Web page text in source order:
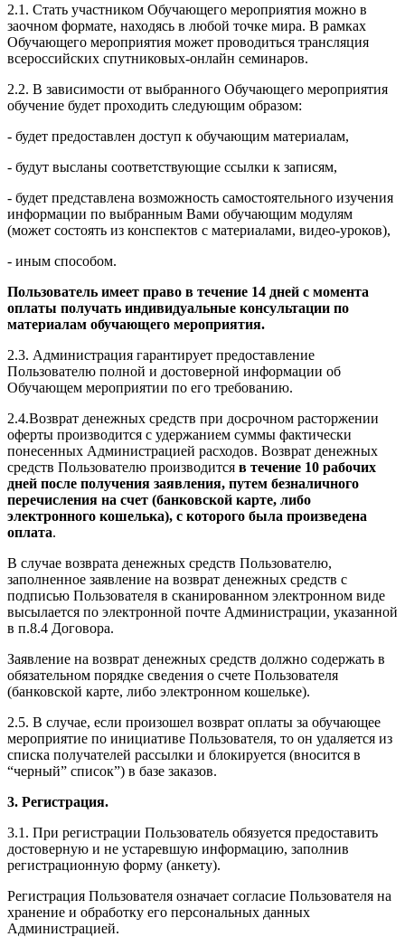
2.1. Стать участником Обучающего мероприятия можно в
заочном формате, находясь в любой точке мира. В рамках
Обучающего мероприятия может проводиться трансляция
всероссийских спутниковых-онлайн семинаров.
2.2. В зависимости от выбранного Обучающего мероприятия
обучение будет проходить следующим образом:
- будет предоставлен доступ к обучающим материалам,
- будут высланы соответствующие ссылки к записям,
- будет представлена возможность самостоятельного изучения
информации по выбранным Вами обучающим модулям
(может состоять из конспектов с материалами, видео-уроков),
- иным способом.
Пользователь имеет право в течение 14 дней с момента
оплаты получать индивидуальные консультации по
материалам обучающего мероприятия.
2.3. Администрация гарантирует предоставление
Пользователю полной и достоверной информации об
Обучающем мероприятии по его требованию.
2.4.Возврат денежных средств при досрочном расторжении
оферты производится с удержанием суммы фактически
понесенных Администрацией расходов. Возврат денежных
средств Пользователю производится в течение 10 рабочих
дней после получения заявления, путем безналичного
перечисления на счет (банковской карте, либо
электронного кошелька), с которого была произведена
оплата.
В случае возврата денежных средств Пользователю,
заполненное заявление на возврат денежных средств с
подписью Пользователя в сканированном электронном виде
высылается по электронной почте Администрации, указанной
в п.8.4 Договора.
Заявление на возврат денежных средств должно содержать в
обязательном порядке сведения о счете Пользователя
(банковской карте, либо электронном кошельке).
2.5. В случае, если произошел возврат оплаты за обучающее
мероприятие по инициативе Пользователя, то он удаляется из
списка получателей рассылки и блокируется (вносится в
“черный” список”) в базе заказов.
3. Регистрация.
3.1. При регистрации Пользователь обязуется предоставить
достоверную и не устаревшую информацию, заполнив
регистрационную форму (анкету).
Регистрация Пользователя означает согласие Пользователя на
хранение и обработку его персональных данных
Администрацией.